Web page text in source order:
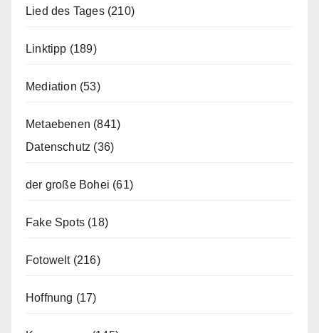
Lied des Tages(210)
Linktipp (189)
Mediation (53)
Metaebenen (841)
Datenschutz (36)
der große Bohei (61)
Fake Spots (18)
Fotowelt(216)
Hoffnung (17)